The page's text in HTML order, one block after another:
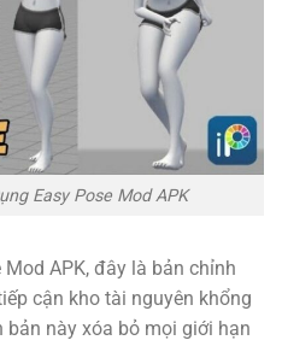
Easy Pose Mod APK
APK, đây là bản chỉnh
cận kho tài nguyên khổng
bản này xóa bỏ mọi giới hạn